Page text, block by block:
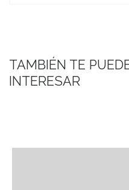
TAMBIÉN TE
INTERESAR